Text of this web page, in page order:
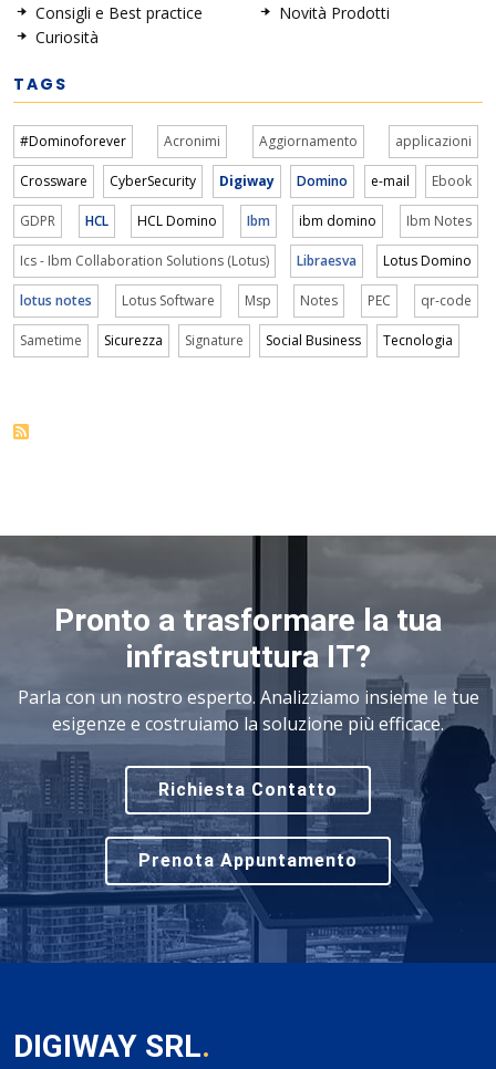
Consigli e Best practice
Curiosità
Novità Prodotti
TAGS
#Dominoforever Acronimi Aggiornamento applicazioni
Crossware CyberSecurity Digiway Domino e-mail Ebook
GDPR HCL HCL Domino Ibm ibm domino Ibm Notes
Ics - Ibm Collaboration Solutions (Lotus) Libraesva Lotus Domino
lotus notes Lotus Software Msp Notes PEC qr-code
Sametime Sicurezza Signature Social Business Tecnologia
Pronto a trasformare la tua
infrastruttura IT?
Parla con un nostro esperto. Analizziamo insieme le tue
esigenze e costruiamo la soluzione più efficace.
Richiesta Contatto
Prenota Appuntamento
DIGIWAY SRL.